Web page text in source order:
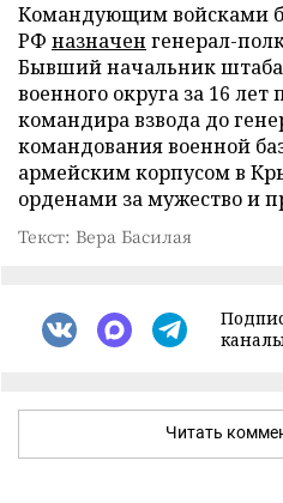
Командующим войсками
РФ назначен генерал-
Бывший начальник штаба
военного округа за 16
командира взвода до
командования военной
армейским корпусом в
орденами за мужество и
Текст: Вера Басилая
Читать